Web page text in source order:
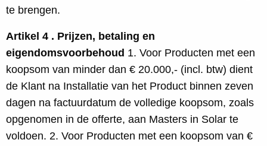
te brengen.
Artikel 4 . Prijzen, betaling en
eigendomsvoorbehoud 1. Voor Producten met een
koopsom van minder dan € 20.000,- (incl. btw) dient
de Klant na Installatie van het Product binnen zeven
dagen na factuurdatum de volledige koopsom, zoals
opgenomen in de offerte, aan Masters in Solar te
voldoen. 2. Voor Producten met een koopsom van €